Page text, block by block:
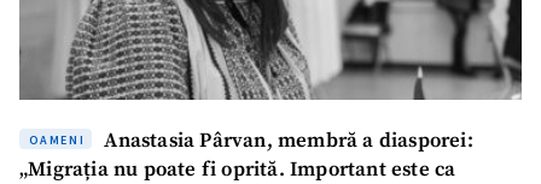
OAMENI
Anastasia Pârvan, membră a diasporei:
„Migrația nu poate fi oprită. Important este ca